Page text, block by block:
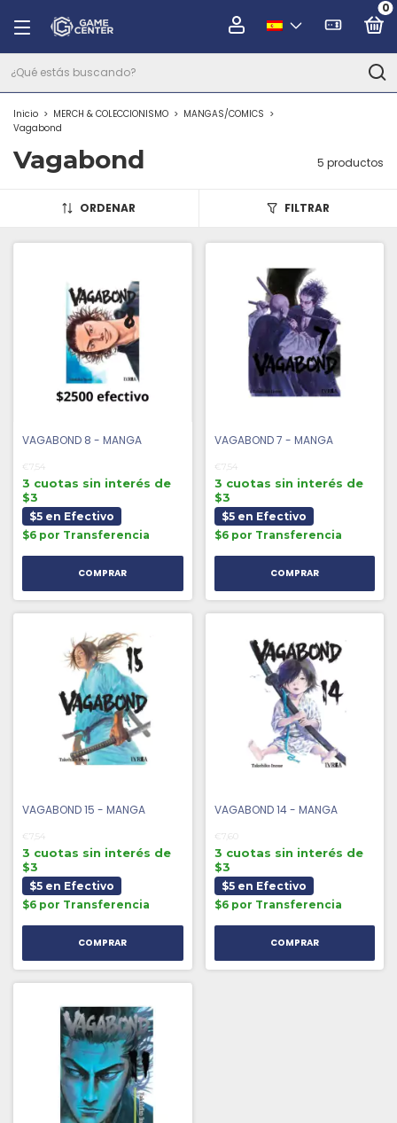
0
Inicio > MERCH & COLECCIONISMO > MANGAS/COMICS >
Vagabond
Vagabond 5 productos
ORDENAR FILTRAR
VAGABOND 8 - MANGA
€7,54
3 cuotas sin interés de
$3
$5 en Efectivo
$6 por Transferencia
VAGABOND 7 - MANGA
€7,54
3 cuotas sin interés de
$3
$5 en Efectivo
$6 por Transferencia
VAGABOND 15 - MANGA
€7,54
3 cuotas sin interés de
$3
$5 en Efectivo
$6 por Transferencia
VAGABOND 14 - MANGA
€7,60
3 cuotas sin interés de
$3
$5 en Efectivo
$6 por Transferencia